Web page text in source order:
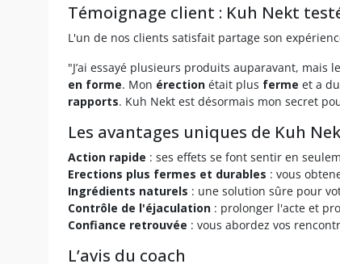
Témoignage client : Kuh Nekt
L'un de nos clients satisfait partage son
"J’ai essayé plusieurs produits auparavant,
en forme. Mon érection était plus ferme et a
rapports. Kuh Nekt est désormais mon secret
Les avantages uniques de Kuh
Action rapide : ses effets se font sentir en
Erections plus fermes et durables : vous
Ingrédients naturels : une solution sûre pour
Contrôle de l'éjaculation : prolonger l'acte et
Confiance retrouvée : vous abordez vos
L’avis du coach